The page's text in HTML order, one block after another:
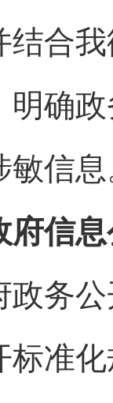
结合
明确
敏信
府信
公
标准